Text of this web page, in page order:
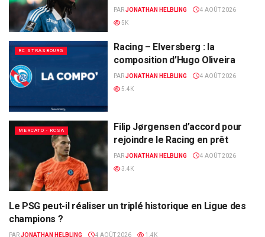
PARJONATHAN HELBLING
4 AOÛT 2026
5K
RC STRASBOURG
Racing – Elversberg : la
composition d’Hugo Oliveira
PARJONATHAN HELBLING
4 AOÛT 2026
5.4K
MERCATO - RCSA
Filip Jørgensen d’accord pour
rejoindre le Racing en prêt
PARJONATHAN HELBLING
4 AOÛT 2026
3.4K
ALSA'SPORTS
Le PSG peut-il réaliser un triplé historique en Ligue des
champions ?
PARJONATHAN HELBLING 4 AOÛT 2026 1.4K